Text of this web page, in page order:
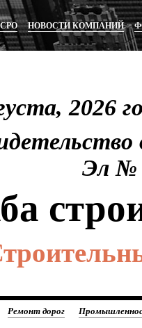
НОВОСТИ КОМПАНИЙ
2026
Эл
Ремонт дорог